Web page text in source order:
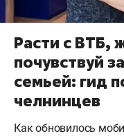
Расти с ВТБ,
почувствуй
семьей: гид
челнинцев
Как обновилось